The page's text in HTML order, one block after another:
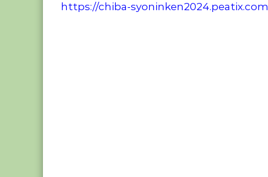
https://chiba-syoninken2024.peatix.com